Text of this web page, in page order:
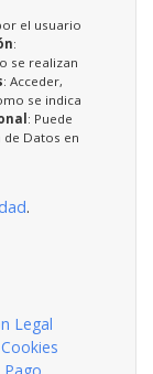
el usuario
:
se realizan
: Acceder,
se indica
: Puede
Datos en
.
Legal